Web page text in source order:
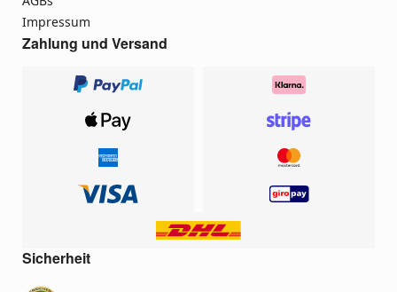
Impressum
Zahlung und Versand
Sicherheit